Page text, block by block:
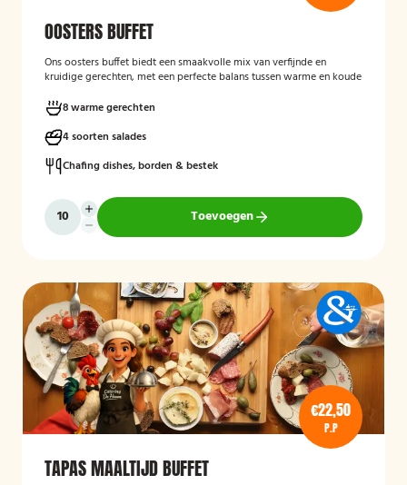
OOSTERS BUFFET
Ons oosters buffet biedt een smaakvolle mix van verfijnde en
kruidige gerechten, met een perfecte balans tussen warme en koude
gevarieerd aanbod voor iedereen
Mogelijk te bestellen zonder borden en bestek!.
8 warme gerechten
4 soorten salades
Chafing dishes, borden & bestek
Toevoegen
€22,50
P.P
TAPAS MAALTIJD BUFFET